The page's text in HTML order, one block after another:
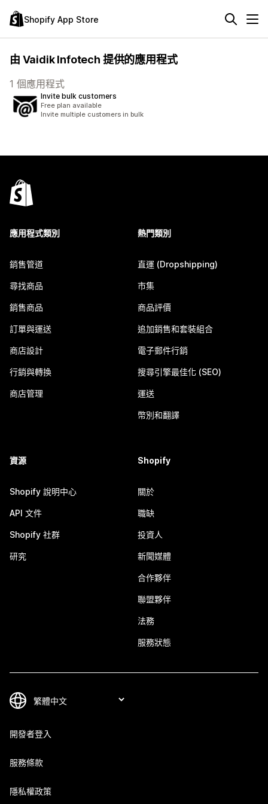
Shopify App Store
由 Vaidik Infotech 提供的應用程式
1 個應用程式
Invite bulk customers
Free plan available
Invite multiple customers in bulk
應用程式類別
銷售管道
尋找商品
銷售商品
訂單與運送
商店設計
行銷與轉換
商店管理
熱門類別
直運 (Dropshipping)
市集
商品評價
追加銷售和套裝組合
電子郵件行銷
搜尋引擎最佳化 (SEO)
運送
幣別和翻譯
資源
Shopify 說明中心
API 文件
Shopify 社群
研究
Shopify
關於
職缺
投資人
新聞媒體
合作夥伴
聯盟夥伴
法務
服務狀態
開發者登入
服務條款
隱私權政策